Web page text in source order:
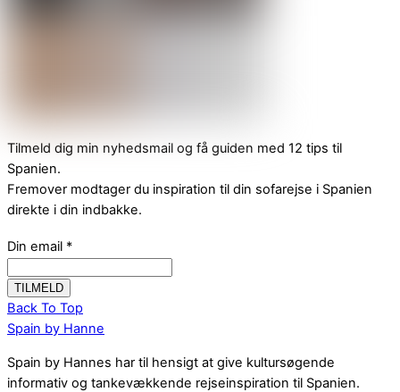
Tilmeld dig min nyhedsmail og få guiden med 12 tips til
Spanien.
Fremover modtager du inspiration til din sofarejse i Spanien
direkte i din indbakke.
Din email *
Back To Top
Spain by Hanne
Spain by Hannes har til hensigt at give kultursøgende
informativ og tankevækkende rejseinspiration til Spanien.